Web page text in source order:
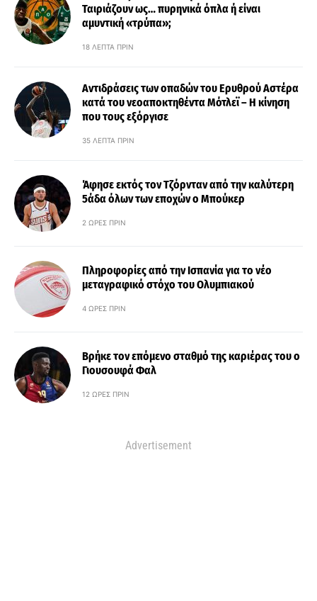
Ταιριάζουν ως… πυρηνικά όπλα ή είναι
αμυντική «τρύπα»;
18 ΛΕΠΤΆ ΠΡΙΝ
Αντιδράσεις των οπαδών του Ερυθρού Αστέρα
κατά του νεοαποκτηθέντα Μότλεϊ – Η κίνηση
που τους εξόργισε
35 ΛΕΠΤΆ ΠΡΙΝ
Άφησε εκτός τον Τζόρνταν από την καλύτερη
5άδα όλων των εποχών ο Μπούκερ
2 ΏΡΕΣ ΠΡΙΝ
Πληροφορίες από την Ισπανία για το νέο
μεταγραφικό στόχο του Ολυμπιακού
4 ΏΡΕΣ ΠΡΙΝ
Βρήκε τον επόμενο σταθμό της καριέρας του ο
Γιουσουφά Φαλ
12 ΏΡΕΣ ΠΡΙΝ
Advertisement